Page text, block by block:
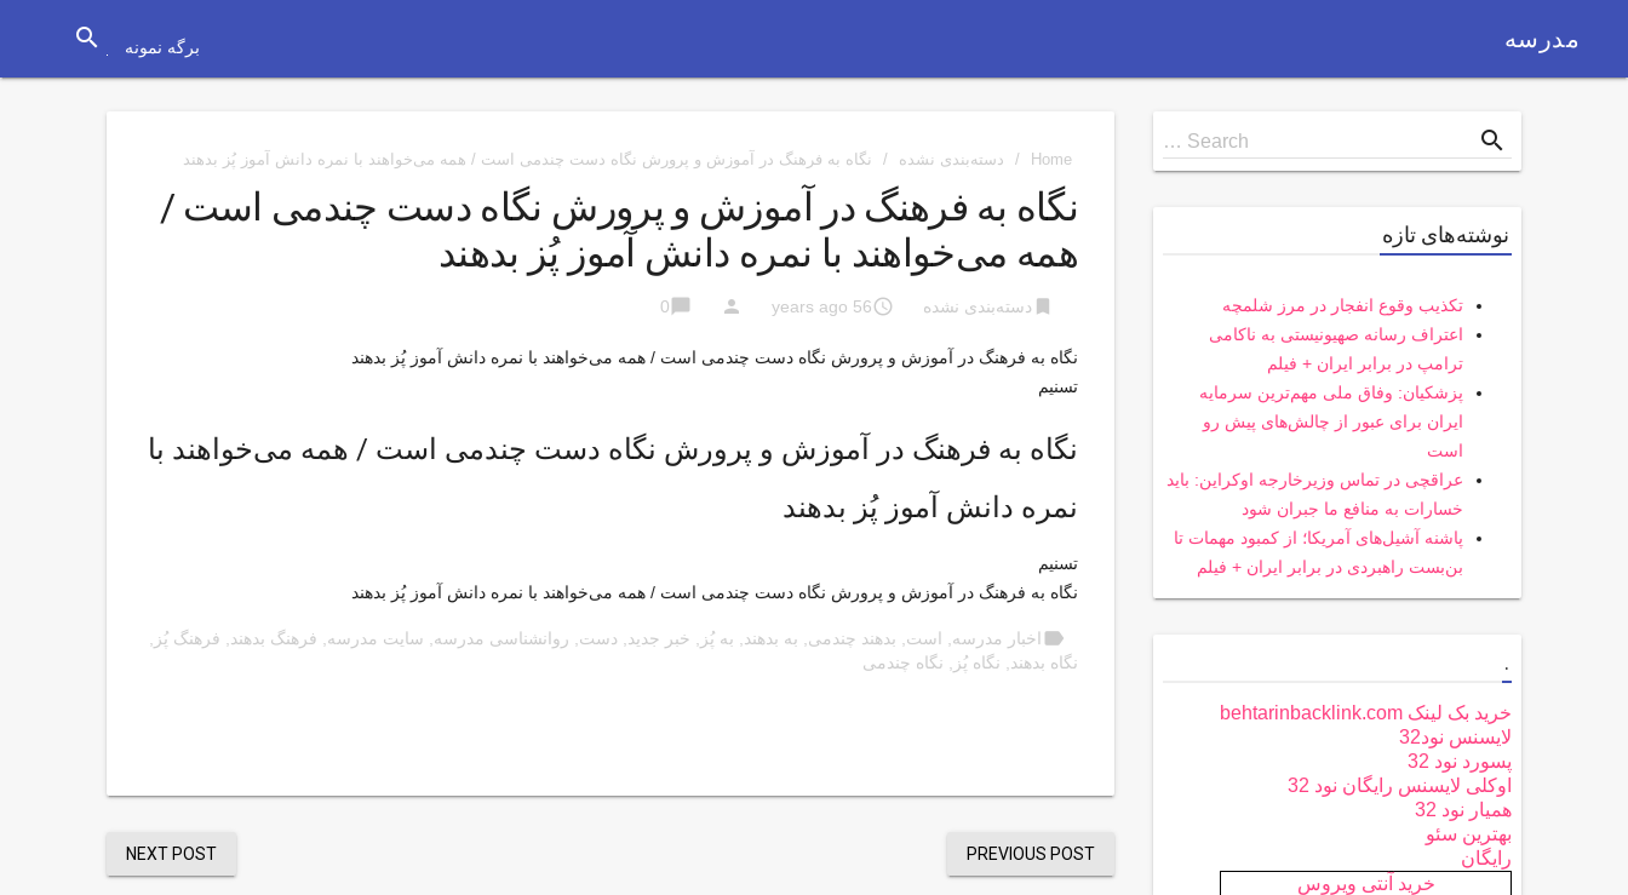
مدرسه برگه نمونه search
Home
/ دسته‌بندی نشده / نگاه به فرهنگ در آموزش و پرورش نگاه دست چندمی است / همه می‌خواهند با نمره دانش آموز پُز بدهند
نگاه به فرهنگ در آموزش و پرورش نگاه دست چندمی است /
همه می‌خواهند با نمره دانش آموز پُز بدهند
bookmark دسته‌بندی نشده access_time
56 years ago
person
chat_bubble
0
نگاه به فرهنگ در آموزش و پرورش نگاه دست چندمی است / همه می‌خواهند با نمره دانش آموز پُز بدهند
تسنیم
نگاه به فرهنگ در آموزش و پرورش نگاه دست چندمی است / همه می‌خواهند با
نمره دانش آموز پُز بدهند
تسنیم
نگاه به فرهنگ در آموزش و پرورش نگاه دست چندمی است / همه می‌خواهند با نمره دانش آموز پُز بدهند
label اخبار مدرسه است بدهند چندمی به بدهند به پُز خبر جدید دست روانشناسی مدرسه سایت مدرسه فرهنگ بدهند فرهنگ پُز
نگاه بدهند
نگاه پُز نگاه چندمی
PREVIOUS POST
NEXT POST
Search
for
Search … search
نوشته‌های تازه
تکذیب وقوع انفجار در مرز شلمچه
اعتراف رسانه صهیونیستی به ناکامی
ترامپ در برابر ایران + فیلم
پزشکیان: وفاق ملی مهم‌ترین سرمایه
ایران برای عبور از چالش‌های پیش رو
است
عراقچی در تماس وزیرخارجه اوکراین: باید
خسارات به منافع ما جبران شود
پاشنه آشیل‌های آمریکا؛ از کمبود مهمات تا
بن‌بست راهبردی در برابر ایران + فیلم
.
خرید بک لینک behtarinbacklink.com
لایسنس نود32
پسورد نود 32
اوکلی لایسنس رایگان نود 32
همیار نود 32
بهترین سئو
رایگان
خرید آنتی ویروس